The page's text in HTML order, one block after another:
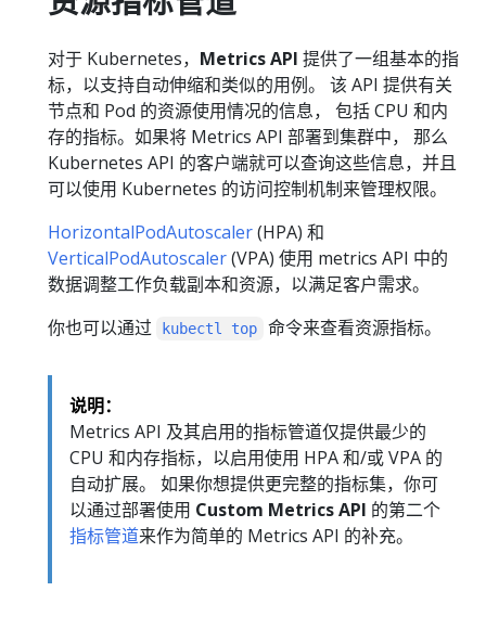
对于 Kubernetes， Metrics API 提供了一组基本的指
标，以支持自动伸缩和类似的用例。 该 API 提供有关
节点和 Pod 的资源使用情况的信息， 包括 CPU 和内
存的指标。如果将 Metrics API 部署到集群中， 那么
Kubernetes API 的客户端就可以查询这些信息，并且
可以使用 Kubernetes 的访问控制机制来管理权限。
HorizontalPodAutoscaler(HPA) 和
VerticalPodAutoscaler(VPA) 使用 metrics API 中的
数据调整工作负载副本和资源，以满足客户需求。
你也可以通过
kubectl top 命令来查看资源指标。
说明：
Metrics API 及其启用的指标管道仅提供最少的
CPU 和内存指标，以启用使用 HPA 和/或 VPA 的
自动扩展。 如果你想提供更完整的指标集，你可
以通过部署使用 Custom Metrics API 的第二个
指标管道来作为简单的 Metrics API 的补充。